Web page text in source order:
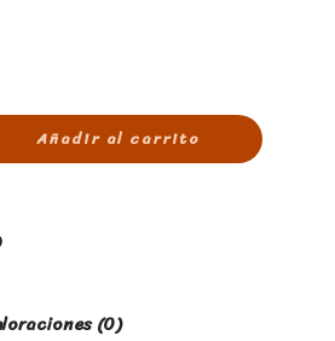
Añadir al carrito
(0)